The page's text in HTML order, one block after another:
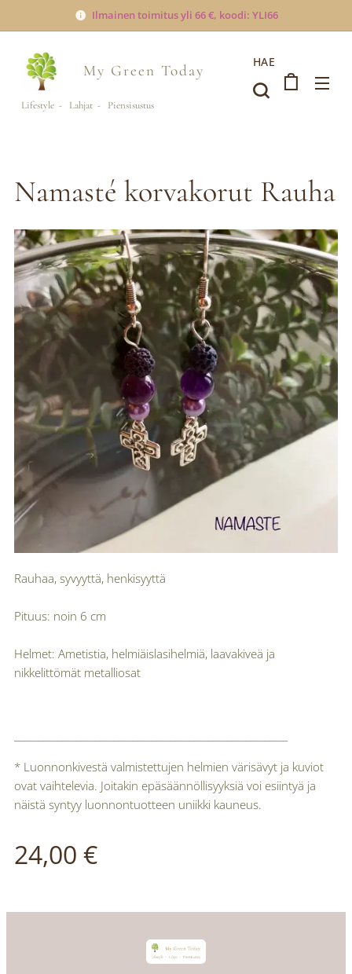
Ilmainen toimitus yli 66 €, koodi: YLI66
My Green Today
Lifestyle - Lahjat - Piensisustus
HAE
Namasté korvakorut Rauha
Rauhaa, syvyyttä, henkisyyttä
Pituus: noin 6 cm
Helmet: Ametistia, helmiäislasihelmiä, laavakiveä ja
nikkelittömät metalliosat
* Luonnonkivestä valmistettujen helmien värisävyt ja kuviot
ovat vaihtelevia. Joitakin epäsäännöllisyyksiä voi esiintyä ja
näistä syntyy luonnontuotteen uniikki kauneus.
24,00 €